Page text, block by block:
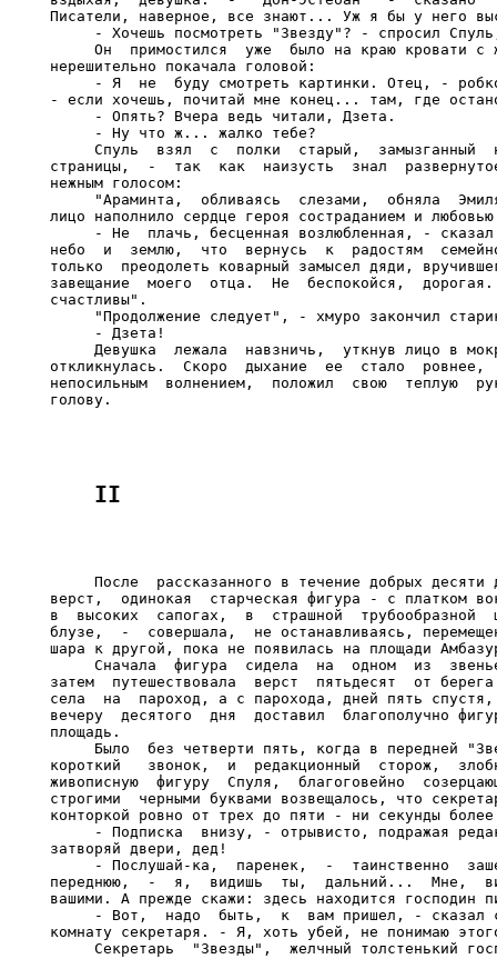
Писатели, наверное, все знают... Уж я бы у него
- Хочешь посмотреть "Звезду"? - спросил
Он  примостился  уже  было на краю кровати с
нерешительно покачала головой:
- Я  не  буду смотреть картинки. Отец, -
- если хочешь, почитай мне конец... там, где
     - Опять? Вчера ведь читали, Дзета.
     - Ну что ж... жалко тебе?
Спуль  взял  с  полки  старый,  замызганный
страницы,  -  так  как  наизусть  знал
нежным голосом:
"Араминта,  обливаясь  слезами,  обняла
лицо наполнило сердце героя состраданием и
- Не  плачь, бесценная возлюбленная, -
небо  и  землю,  что  вернусь  к  радостям
только  преодолеть коварный замысел дяди,
завещание  моего  отца.  Не  беспокойся,
счастливы".
"Продолжение следует", - хмуро закончил
     - Дзета!
Девушка  лежала  навзничь,  уткнув лицо в
откликнулась.  Скоро  дыхание  ее  стало
непосильным  волнением,  положил  свою  теплую
После  рассказанного в течение добрых десяти
верст,  одинокая  старческая фигура - с платком
в  высоких  сапогах,  в  страшной  трубообразной
блузе,  -  совершала,  не останавливаясь,
шара к другой, пока не появилась на площади
Сначала  фигура  сидела  на  одном  из
затем  путешествовала  верст  пятьдесят  от
села  на  пароход, а с парохода, дней пять
вечеру  десятого  дня  доставил  благополучно
площадь.
Было  без четверти пять, когда в передней
короткий   звонок,  и  редакционный  сторож,
живописную  фигуру  Спуля,  благоговейно
строгими  черными буквами возвещалось, что
конторкой ровно от трех до пяти - ни секунды
- Подписка  внизу, - отрывисто, подражая
затворяй двери, дед!
- Послушай-ка,  паренек,  -  таинственно
переднюю,  -  я,  видишь  ты,  дальний...  Мне,
вашими. А прежде скажи: здесь находится господин
- Вот,  надо  быть,  к  вам пришел, - сказал
комнату секретаря. - Я, хоть убей, не понимаю
Секретарь  "Звезды",  желчный толстенький